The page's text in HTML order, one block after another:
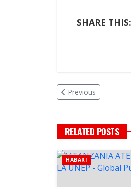
SHARE THIS:
Previous
RELATED POSTS
HABARI